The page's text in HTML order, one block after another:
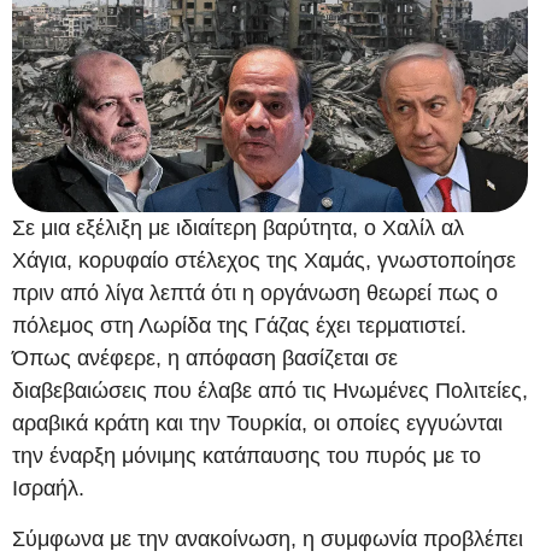
Σε μια εξέλιξη με ιδιαίτερη βαρύτητα, ο Χαλίλ αλ
Χάγια, κορυφαίο στέλεχος της Χαμάς, γνωστοποίησε
πριν από λίγα λεπτά ότι η οργάνωση θεωρεί πως ο
πόλεμος στη Λωρίδα της Γάζας έχει τερματιστεί.
Όπως ανέφερε, η απόφαση βασίζεται σε
διαβεβαιώσεις που έλαβε από τις Ηνωμένες Πολιτείες,
αραβικά κράτη και την Τουρκία, οι οποίες εγγυώνται
την έναρξη μόνιμης κατάπαυσης του πυρός με το
Ισραήλ.
Σύμφωνα με την ανακοίνωση, η συμφωνία προβλέπει